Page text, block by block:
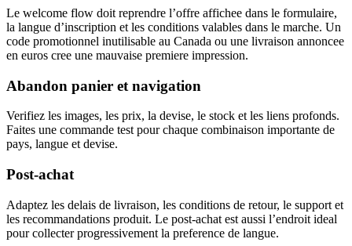
Le welcome flow doit reprendre l’offre affichee dans le formulaire,
la langue d’inscription et les conditions valables dans le marche. Un
code promotionnel inutilisable au Canada ou une livraison annoncee
en euros cree une mauvaise premiere impression.
Abandon panier et navigation
Verifiez les images, les prix, la devise, le stock et les liens profonds.
Faites une commande test pour chaque combinaison importante de
pays, langue et devise.
Post-achat
Adaptez les delais de livraison, les conditions de retour, le support et
les recommandations produit. Le post-achat est aussi l’endroit ideal
pour collecter progressivement la preference de langue.